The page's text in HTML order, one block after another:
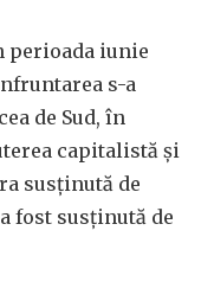
perioada iunie
s-a
de Sud, în
capitalistă și
susținută de
a fost susținută de